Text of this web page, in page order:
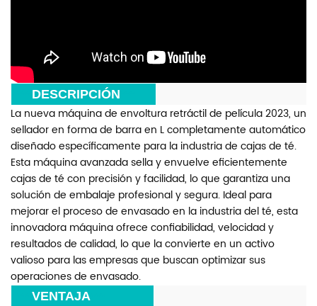
DESCRIPCIÓN
La nueva máquina de envoltura retráctil de película 2023, un
sellador en forma de barra en L completamente automático
diseñado específicamente para la industria de cajas de té.
Esta máquina avanzada sella y envuelve eficientemente
cajas de té con precisión y facilidad, lo que garantiza una
solución de embalaje profesional y segura. Ideal para
mejorar el proceso de envasado en la industria del té, esta
innovadora máquina ofrece confiabilidad, velocidad y
resultados de calidad, lo que la convierte en un activo
valioso para las empresas que buscan optimizar sus
operaciones de envasado.
VENTAJA